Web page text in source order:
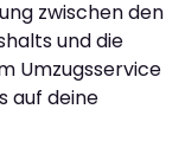
zwischen den
und die
Umzugsservice
auf deine